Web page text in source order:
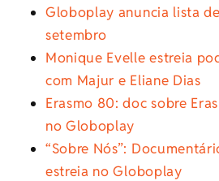
Globoplay anuncia lista
setembro
Monique Evelle estreia
com Majur e Eliane Dias
Erasmo 80: doc sobre
no Globoplay
“Sobre Nós”:
estreia no Globoplay